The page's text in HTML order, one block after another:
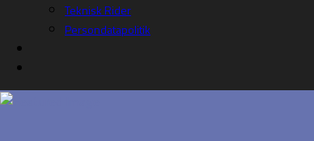
Teknisk Rider
Persondatapolitik